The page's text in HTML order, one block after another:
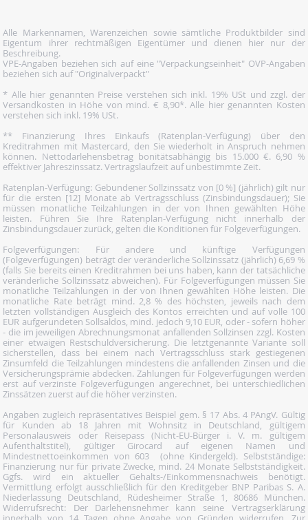
Alle Markennamen, Warenzeichen sowie sämtliche Produktbilder sind
Eigentum ihrer rechtmäßigen Eigentümer und dienen hier nur der
Beschreibung.
VPE-Angaben beziehen sich auf eine "Verpackungseinheit" OVP-Angaben
beziehen sich auf "Originalverpackt"
* Alle hier genannten Preise verstehen sich inkl. 19% USt und zzgl. der
Versandkosten in Höhe von mind. € 8,90*. Alle hier genannten Kosten
verstehen sich inkl. 19% USt.
** Finanzierung Ihres Einkaufs (Ratenplan-Verfügung) über den
Kreditrahmen mit Mastercard, den Sie wiederholt in Anspruch nehmen
können. Nettodarlehensbetrag bonitätsabhängig bis 15.000 €. 6,90 %
effektiver Jahreszinssatz. Vertragslaufzeit auf unbestimmte Zeit.
Ratenplan-Verfügung: Gebundener Sollzinssatz von [0 %] (jährlich) gilt nur
für die ersten [12] Monate ab Vertragsschluss (Zinsbindungsdauer); Sie
müssen monatliche Teilzahlungen in der von Ihnen gewählten Höhe
leisten. Führen Sie Ihre Ratenplan-Verfügung nicht innerhalb der
Zinsbindungsdauer zurück, gelten die Konditionen für Folgeverfügungen.
Folgeverfügungen: Für andere und künftige Verfügungen
(Folgeverfügungen) beträgt der veränderliche Sollzinssatz (jährlich) 6,69 %
(falls Sie bereits einen Kreditrahmen bei uns haben, kann der tatsächliche
veränderliche Sollzinssatz abweichen). Für Folgeverfügungen müssen Sie
monatliche Teilzahlungen in der von Ihnen gewählten Höhe leisten. Die
monatliche Rate beträgt mind. 2,8 % des höchsten, jeweils nach dem
letzten vollständigen Ausgleich des Kontos erreichten und auf volle 100
EUR aufgerundeten Sollsaldos, mind. jedoch 9,10 EUR, oder - sofern höher
- die im jeweiligen Abrechnungsmonat anfallenden Sollzinsen zzgl. Kosten
einer etwaigen Restschuldversicherung. Die letztgenannte Variante soll
sicherstellen, dass bei einem nach Vertragsschluss stark gestiegenen
Zinsumfeld die Teilzahlungen mindestens die anfallenden Zinsen und die
Versicherungsprämie abdecken. Zahlungen für Folgeverfügungen werden
erst auf verzinste Folgeverfügungen angerechnet, bei unterschiedlichen
Zinssätzen zuerst auf die höher verzinsten.
Angaben zugleich repräsentatives Beispiel gem. § 17 Abs. 4 PAngV. Gültig
für Kunden ab 18 Jahren mit Wohnsitz in Deutschland, gültigem
Personalausweis oder Reisepass (Nicht-EU-Bürger i. V. m. gültigem
Aufenthaltstitel), gültiger Girocard auf eigenen Namen und
Mindestnettoeinkommen von 603  (ohne Kindergeld). Selbstständige:
Finanzierung nur für private Zwecke, mind. 24 Monate Selbstständigkeit.
Ggfs. wird ein aktueller Gehalts-/Einkommensnachweis benötigt.
Vermittlung erfolgt ausschließlich für den Kreditgeber BNP Paribas S. A.
Niederlassung Deutschland, Rüdesheimer Straße 1, 80686 München.
Widerrufsrecht: Der Darlehensnehmer kann seine Vertragserklärung